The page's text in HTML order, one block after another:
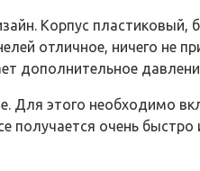
Корпус пластиковый,
отличное, ничего не
дополнительное
этого необходимо
получается очень